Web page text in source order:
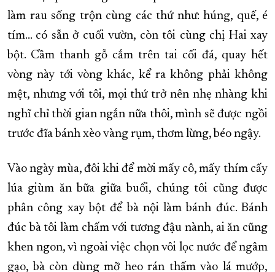
làm rau sống trộn cùng các thứ như: húng, quế, é
tím… có sẵn ở cuối vườn, còn tôi cùng chị Hai xay
bột. Cầm thanh gỗ cắm trên tai cối đá, quay hết
vòng này tới vòng khác, kể ra không phải không
mệt, nhưng với tôi, mọi thứ trở nên nhẹ nhàng khi
nghĩ chỉ thời gian ngắn nữa thôi, mình sẽ được ngồi
trước đĩa bánh xèo vàng rụm, thơm lừng, béo ngậy.
Vào ngày mùa, đôi khi để mời mấy cô, mấy thím cấy
lúa giùm ăn bữa giữa buổi, chúng tôi cũng được
phân công xay bột để bà nội làm bánh đúc. Bánh
đúc bà tôi làm chấm với tương đậu nành, ai ăn cũng
khen ngon, vì ngoài việc chọn vôi lọc nước để ngâm
gạo, bà còn dùng mỡ heo rán thấm vào lá mướp,